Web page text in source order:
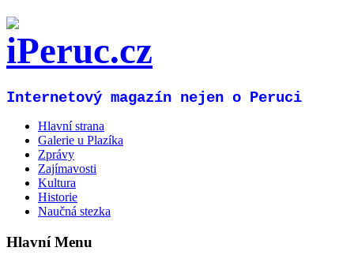
Internetový magazín nejen o Peruci
Hlavní strana
Galerie u Plazíka
Zprávy
Zajímavosti
Kultura
Historie
Naučná stezka
Hlavní Menu